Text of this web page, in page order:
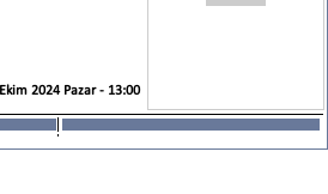
2024 Pazar - 13:00